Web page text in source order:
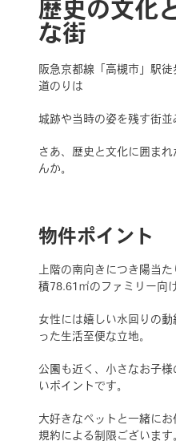
歴史の文化
な街
阪急京都線「高槻市」駅
道のりは
城跡や当時の姿を残す街並
さあ、歴史と文化に囲ま
んか。
物件ポイント
上階の南向きにつき陽当
積78.61㎡のファミリー向
女性には嬉しい水回りの
った生活至便な立地。
公園も近く、小さなお子
いポイントです。
大好きなペットと一緒に
規約による制限ございます